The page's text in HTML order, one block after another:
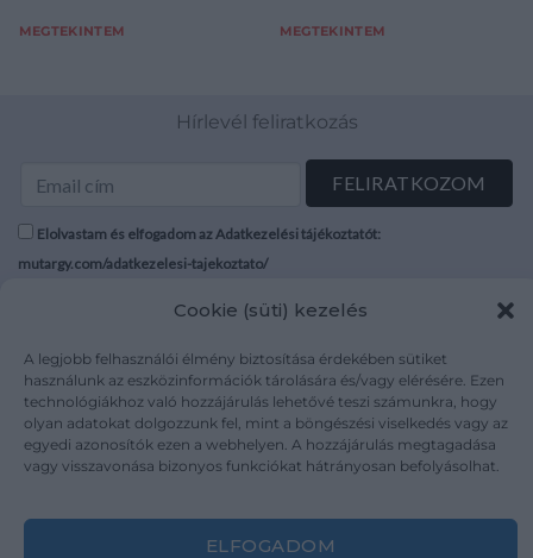
Cookie (süti) kezelés
A legjobb felhasználói élmény biztosítása érdekében sütiket
használunk az eszközinformációk tárolására és/vagy elérésére. Ezen
technológiákhoz való hozzájárulás lehetővé teszi számunkra, hogy
olyan adatokat dolgozzunk fel, mint a böngészési viselkedés vagy az
egyedi azonosítók ezen a webhelyen. A hozzájárulás megtagadása
vagy visszavonása bizonyos funkciókat hátrányosan befolyásolhat.
ELFOGADOM
MEGTEKINTEM MEGTEKINTEM
Hírlevél feliratkozás
Elolvastam és elfogadom az Adatkezelési tájékoztatót:
mutargy.com/adatkezelesi-tajekoztato/
Médiaajánlat
Karrier
Kapcsolat
Áraink
ÁSZF
Adatvédelem
Impresszum